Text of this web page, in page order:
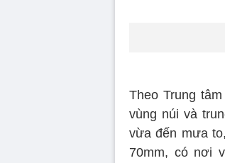
Theo Trung
vùng núi và
vừa đến mưa
70mm, có nơi